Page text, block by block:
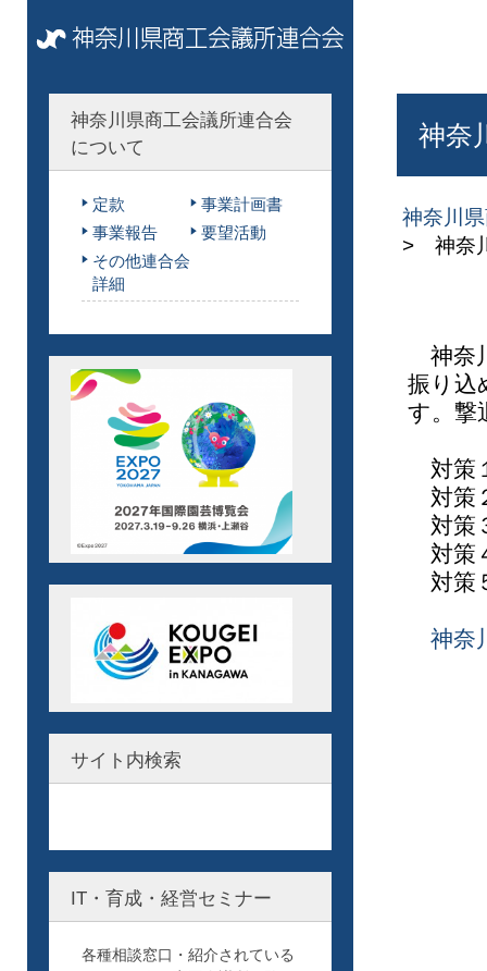
神奈
神奈川
> 神奈
神奈
振り込
す。撃
対策
対策
対策
対策
対策
神奈
神奈川県商工会議所連合会
について
定款
事業計画書
事業報告
要望活動
その他連合会
詳細
サイト内検索
IT・育成・経営セミナー
各種相談窓口・紹介されている